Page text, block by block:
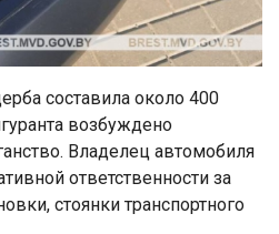
составила около 400
возбуждено
Владелец автомобиля
ответственности за
стоянки транспортного